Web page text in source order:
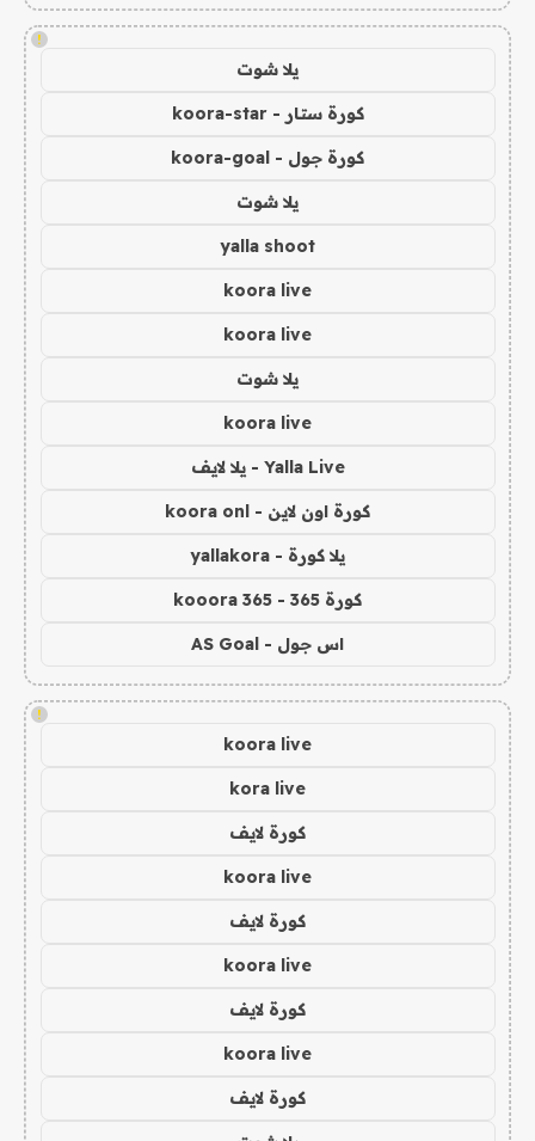
!
يلا شوت
كورة ستار - koora-star
كورة جول - koora-goal
يلا شوت
yalla shoot
koora live
koora live
يلا شوت
koora live
Yalla Live - يلا لايف
كورة اون لاين - koora onl
يلا كورة - yallakora
كورة 365 - kooora 365
اس جول - AS Goal
!
koora live
kora live
كورة لايف
koora live
كورة لايف
koora live
كورة لايف
koora live
كورة لايف